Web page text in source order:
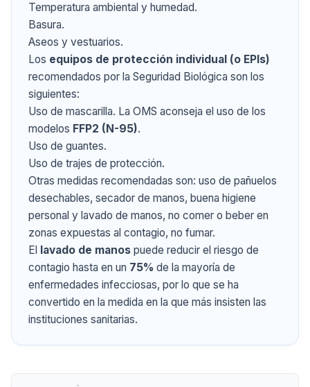
Temperatura ambiental y humedad.
Basura.
Aseos y vestuarios.
Los equipos de protección individual (o EPIs)
recomendados por la Seguridad Biológica son los
siguientes:
Uso de mascarilla. La OMS aconseja el uso de los
modelos FFP2 (N-95).
Uso de guantes.
Uso de trajes de protección.
Otras medidas recomendadas son: uso de pañuelos
desechables, secador de manos, buena higiene
personal y lavado de manos, no comer o beber en
zonas expuestas al contagio, no fumar.
El lavado de manos puede reducir el riesgo de
contagio hasta en un 75% de la mayoría de
enfermedades infecciosas, por lo que se ha
convertido en la medida en la que más insisten las
instituciones sanitarias.